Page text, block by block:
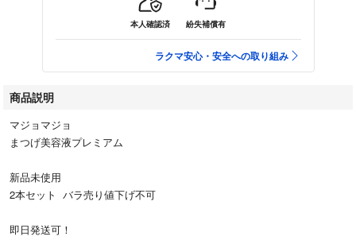
本人確認済 紛失補償有
ラクマ安心・安全への取り組み
商品説明
マジョマジョ
まつげ美容液プレミアム
新品未使用
2本セット バラ売り値下げ不可
即日発送可！